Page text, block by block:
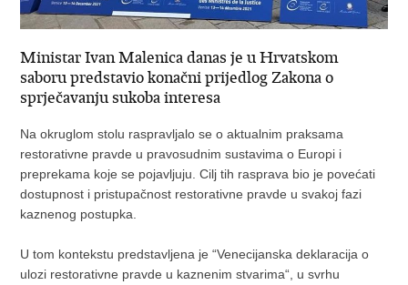
Ministar Ivan Malenica danas je u Hrvatskom
saboru predstavio konačni prijedlog Zakona o
sprječavanju sukoba interesa
Na okruglom stolu raspravljalo se o aktualnim praksama
restorativne pravde u pravosudnim sustavima o Europi i
preprekama koje se pojavljuju. Cilj tih rasprava bio je povećati
dostupnost i pristupačnost restorativne pravde u svakoj fazi
kaznenog postupka.
U tom kontekstu predstavljena je “Venecijanska deklaracija o
ulozi restorativne pravde u kaznenim stvarima“, u svrhu